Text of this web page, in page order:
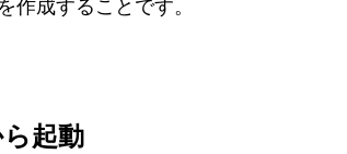
作成することです。
起動